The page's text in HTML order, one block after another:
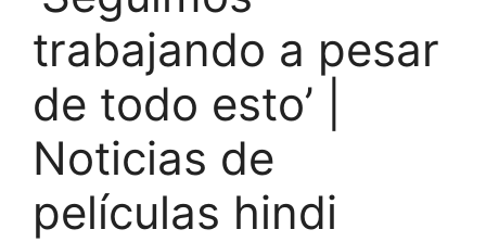
trabajando a pesar
de todo esto’ |
Noticias de
películas hindi